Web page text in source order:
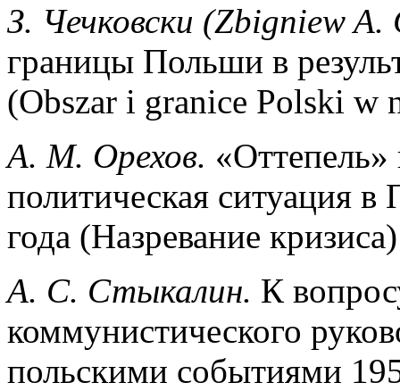
З. Чечковски (Zbigniew
границы Польши в
(Obszar i granice Polski w
A. M. Орехов.
политическая ситуация
года (Назревание кризиса)
А. С. Стыкалин. К
коммунистического
польскими событиями